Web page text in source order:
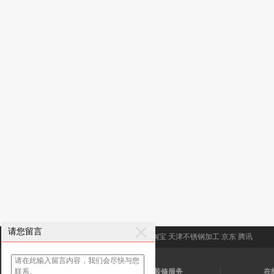
友情链接: 淘宝 天津不锈钢加工 京东 腾讯
装修服务 在
请您留言